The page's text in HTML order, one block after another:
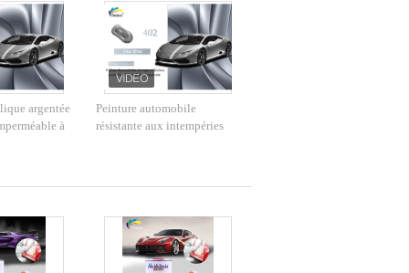
argentée
à
Peinture automobile
résistante aux intempéries